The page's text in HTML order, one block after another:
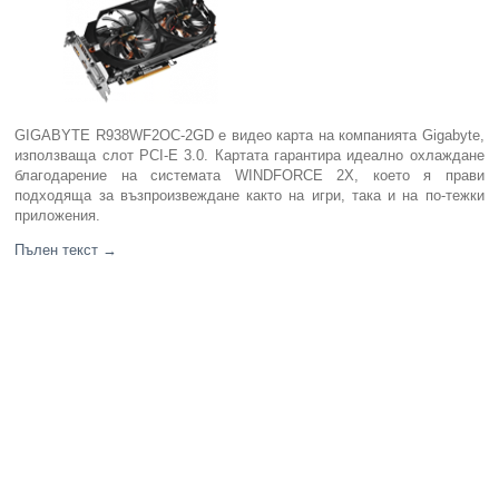
Сървъри
Принтери
Консумативи
Аксесоари
Смартфони
GIGABYTE R938WF2OC-2GD е видео карта на компанията Gigabyte,
използваща слот PCI-E 3.0. Картата гарантира идеално охлаждане
благодарение на системата WINDFORCE 2X, което я прави
подходяща за възпроизвеждане както на игри, така и на по-тежки
приложения.
Пълен текст →